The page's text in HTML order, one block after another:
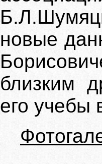
новые
близким
его учебы